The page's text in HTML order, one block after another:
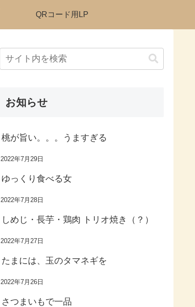
QRコード用LP
お知らせ
桃が旨い。。。うますぎる
2022年7月29日
ゆっくり食べる女
2022年7月28日
しめじ・長芋・鶏肉 トリオ焼き（？）
2022年7月27日
たまには、玉のタマネギを
2022年7月26日
さつまいもで一品